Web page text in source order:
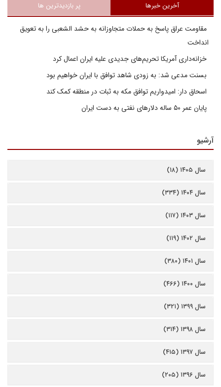
آخرین خبرها پر بازدیدترین ها
مقاومت عراق پاسخ به حملات متجاوزانه به حشد الشعبی را به تعویق
انداخت
خزانه‌داری آمریکا تحریم‌های جدیدی علیه ایران اعمال کرد
بسنت مدعی شد: به زودی شاهد توافق با ایران خواهیم بود
اسحاق دار: امیدواریم توافق مکه به ثبات در منطقه کمک کند
پایان عمر ۵۰ ساله دلارهای نفتی به دست ایران
آرشیو
سال ۱۴۰۵ (۱۸)
سال ۱۴۰۴ (۳۳۴)
سال ۱۴۰۳ (۱۱۷)
سال ۱۴۰۲ (۱۱۹)
سال ۱۴۰۱ (۳۸۰)
سال ۱۴۰۰ (۴۶۶)
سال ۱۳۹۹ (۳۲۱)
سال ۱۳۹۸ (۳۱۴)
سال ۱۳۹۷ (۴۱۵)
سال ۱۳۹۶ (۲۰۵)